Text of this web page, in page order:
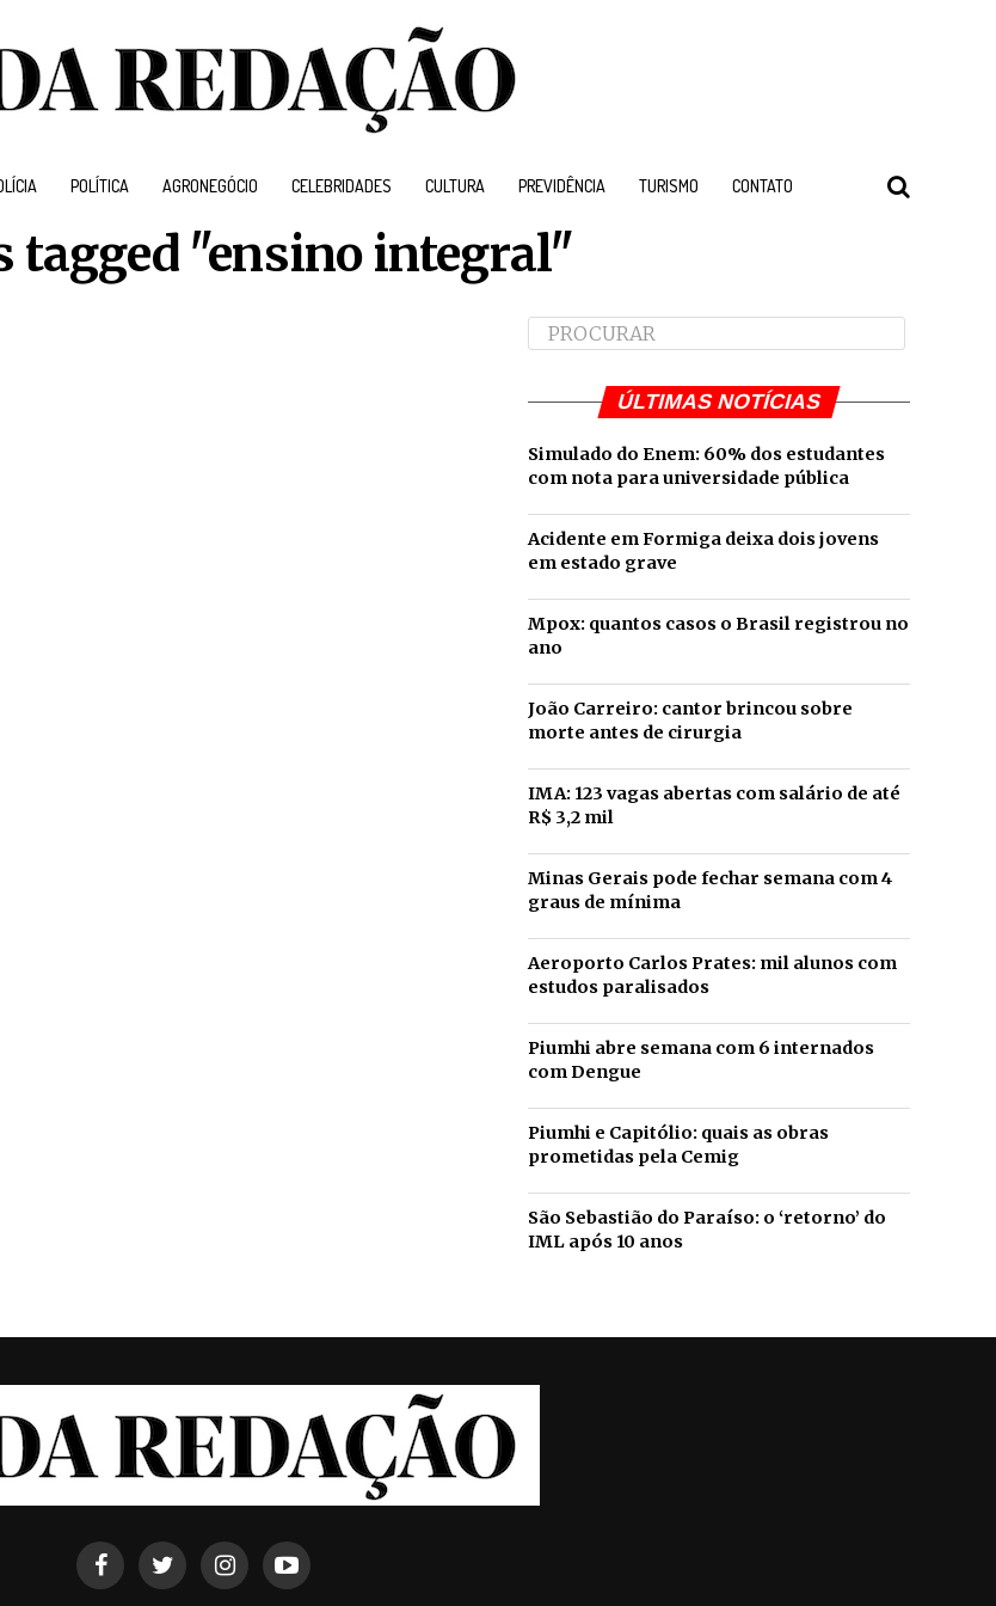
POLÍTICA AGRONEGÓCIO CELEBRIDADES CULTURA PREVIDÊNCIA TURISMO CONTATO
tagged "ensino integral"
ÚLTIMAS NOTÍCIAS
Simulado do Enem: 60% dos estudantes
com nota para universidade pública
Acidente em Formiga deixa dois jovens
em estado grave
Mpox: quantos casos o Brasil registrou no
ano
João Carreiro: cantor brincou sobre
morte antes de cirurgia
IMA: 123 vagas abertas com salário de até
R$ 3,2 mil
Minas Gerais pode fechar semana com 4
graus de mínima
Aeroporto Carlos Prates: mil alunos com
estudos paralisados
Piumhi abre semana com 6 internados
com Dengue
Piumhi e Capitólio: quais as obras
prometidas pela Cemig
São Sebastião do Paraíso: o ‘retorno’ do
IML após 10 anos